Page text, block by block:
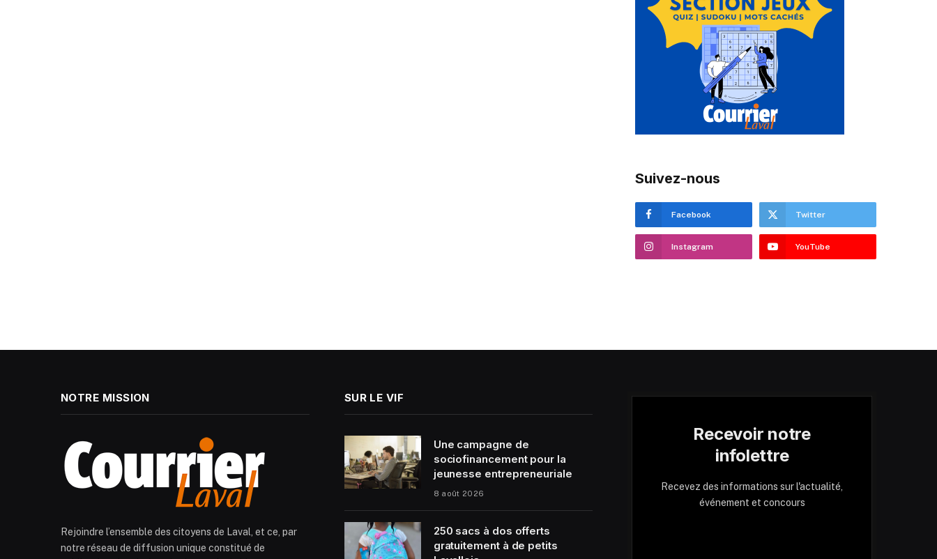
Suivez-nous
Facebook Twitter
Instagram YouTube
NOTRE MISSION
Rejoindre l’ensemble des citoyens de Laval, et ce, par
notre réseau de diffusion unique constitué de
SUR LE VIF
Une campagne de
sociofinancement pour la
jeunesse entrepreneuriale
8 août 2026
250 sacs à dos offerts
gratuitement à de petits
Recevoir notre
infolettre
Recevez des informations sur l'actualité,
événement et concours